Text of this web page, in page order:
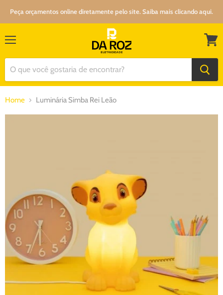
Peça orçamentos online diretamente pelo site. Saiba mais clicando aqui.
Home Luminária Simba Rei Leão